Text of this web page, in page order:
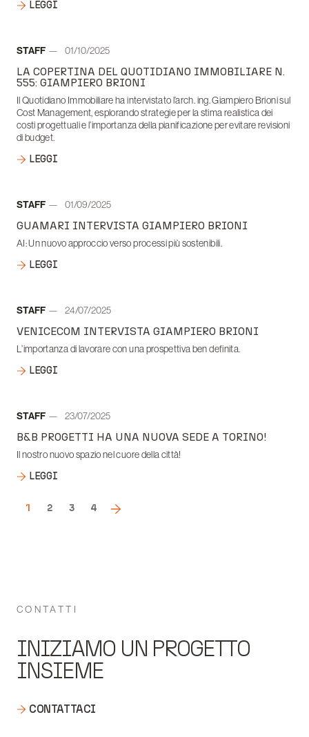
LEGGI
Autore:
STAFF
01/10/2025
LA COPERTINA DEL QUOTIDIANO IMMOBILIARE N.
555: GIAMPIERO BRIONI
Il Quotidiano Immobiliare ha intervistato l’arch. ing. Giampiero Brioni sul
Cost Management, esplorando strategie per la stima realistica dei
costi progettuali e l’importanza della pianificazione per evitare revisioni
di budget.
LEGGI
Autore:
STAFF
01/09/2025
GUAMARI INTERVISTA GIAMPIERO BRIONI
AI: Un nuovo approccio verso processi più sostenibili.
LEGGI
Autore:
STAFF
24/07/2025
VENICECOM INTERVISTA GIAMPIERO BRIONI
L’importanza di lavorare con una prospettiva ben definita.
LEGGI
Autore:
STAFF
23/07/2025
B&B PROGETTI HA UNA NUOVA SEDE A TORINO!
Il nostro nuovo spazio nel cuore della città!
LEGGI
1 2 3 4
CONTATTI
INIZIAMO UN PROGETTO
INSIEME
CONTATTACI